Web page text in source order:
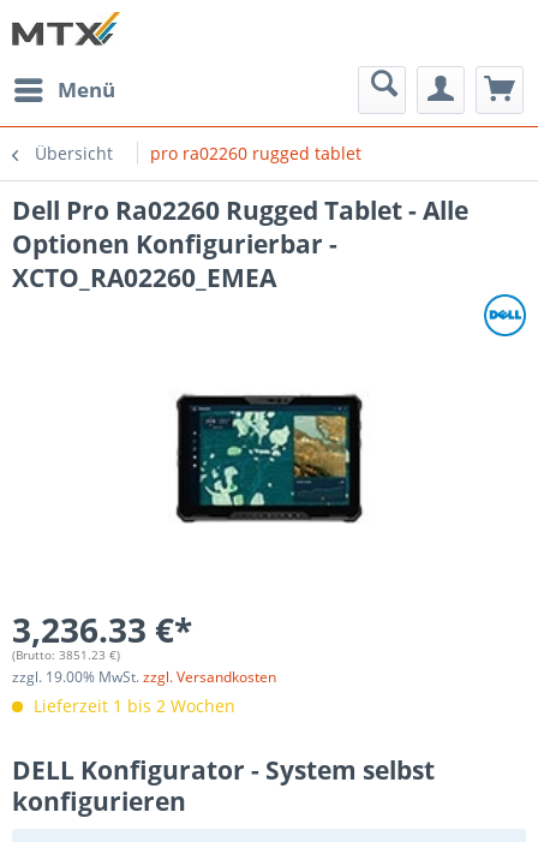
Menü
Übersicht pro ra02260 rugged tablet
Dell Pro Ra02260 Rugged Tablet - Alle
Optionen Konfigurierbar -
XCTO_RA02260_EMEA
3,236.33 €*
(Brutto: 3851.23 €)
zzgl. 19.00% MwSt.zzgl. Versandkosten
Lieferzeit 1 bis 2 Wochen
DELL Konfigurator - System selbst
konfigurieren